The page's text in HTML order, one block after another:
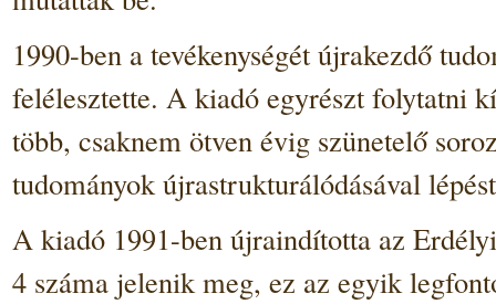
1990-ben a tevékenységét újrakezdő
felélesztette. A kiadó egyrészt folytatni
több, csaknem ötven évig szünetelő
tudományok újrastrukturálódásával
A kiadó 1991-ben újraindította az
4 száma jelenik meg, ez az egyik